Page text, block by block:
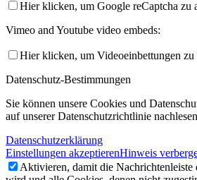
Hier klicken, um Google reCaptcha zu
Vimeo and Youtube video embeds:
Hier klicken, um Videoeinbettungen
Datenschutz-Bestimmungen
Sie können unsere Cookies und
auf unserer Datenschutzrichtlinie
Datenschutzerklärung
Einstellungen akzeptierenHinweis
Aktivieren, damit die Nachrichtenleiste